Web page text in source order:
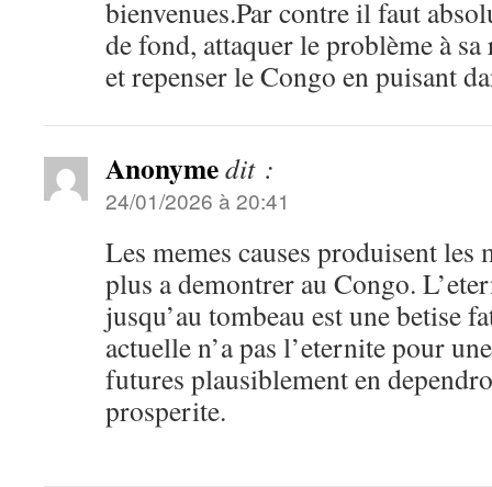
bienvenues.Par contre il faut
de fond, attaquer le problème à
et repenser le Congo en puisant
Anonymedit :
24/01/2026 à 20:41
Les memes causes produisent les
plus a demontrer au Congo.
jusqu’au tombeau est une betise
actuelle n’a pas l’eternite pour
futures plausiblement en
prosperite.